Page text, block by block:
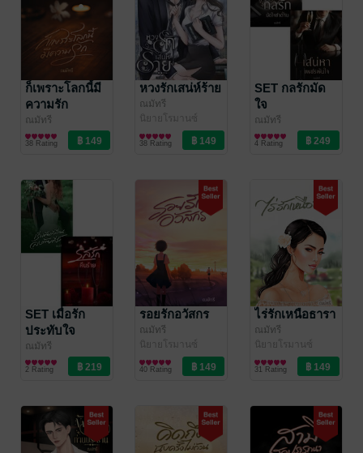
ก็เพราะโลกนี้มี
ความรัก
ณมัทรี
นิยายรัก
38 Rating
หวงรักเสน่ห์ร้าย
ณมัทรี
นิยายโรมานซ์
38 Rating
SET กลรักมัด
ใจ
ณมัทรี
นิยายโรมานซ์
4 Rating
SET เมื่อรัก
ประทับใจ
ณมัทรี
นิยายโรมานซ์
2 Rating
รอยรักอวัสกร
ณมัทรี
นิยายโรมานซ์
40 Rating
ไร่รักเหนือธารา
ณมัทรี
นิยายโรมานซ์
31 Rating